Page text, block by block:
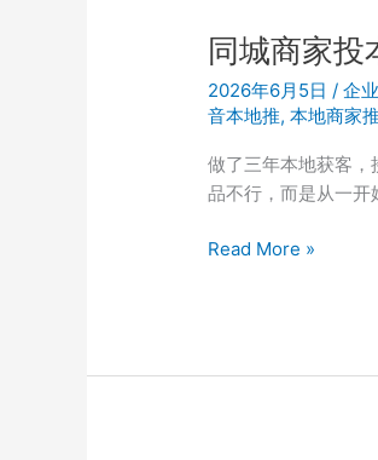
果
差
的
真
实
排
步
同城商家投
2026年6月5日 /企
音本地推,本地商家
做了三年本地获客
品不行，而是从一开
同
Read More »